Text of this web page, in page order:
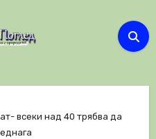
всеки над 40 трябва да